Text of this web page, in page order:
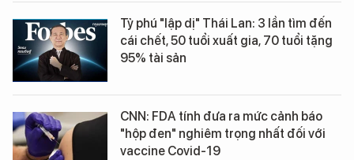
Tỷ phú "lập dị" Thái Lan: 3 lần tìm đến
cái chết, 50 tuổi xuất gia, 70 tuổi tặng
95% tài sản
CNN: FDA tính đưa ra mức cảnh báo
"hộp đen" nghiêm trọng nhất đối với
vaccine Covid-19